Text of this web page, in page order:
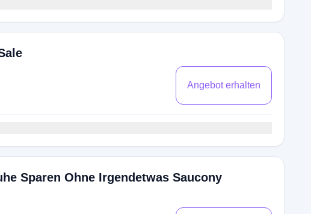
Angebot erhalten
Sparen Ohne Irgendetwas Saucony